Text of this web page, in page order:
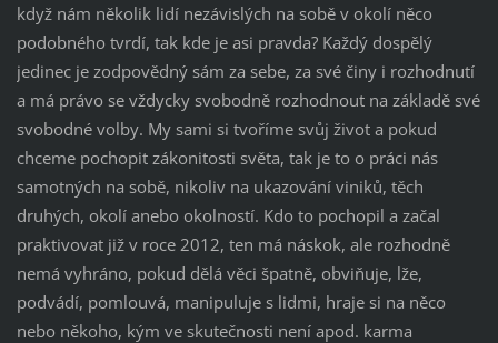
když nám několik lidí nezávislých na sobě v okolí něco
podobného tvrdí, tak kde je asi pravda? Každý dospělý
jedinec je zodpovědný sám za sebe, za své činy i rozhodnutí
a má právo se vždycky svobodně rozhodnout na základě své
svobodné volby. My sami si tvoříme svůj život a pokud
chceme pochopit zákonitosti světa, tak je to o práci nás
samotných na sobě, nikoliv na ukazování viniků, těch
druhých, okolí anebo okolností. Kdo to pochopil a začal
praktivovat již v roce 2012, ten má náskok, ale rozhodně
nemá vyhráno, pokud dělá věci špatně, obviňuje, lže,
podvádí, pomlouvá, manipuluje s lidmi, hraje si na něco
nebo někoho, kým ve skutečnosti není apod. karma